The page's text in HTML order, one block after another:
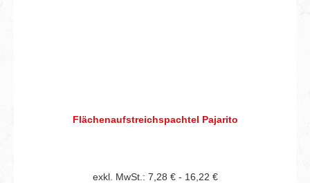
Flächenaufstreichspachtel Pajarito
exkl. MwSt.: 7,28 € - 16,22 €